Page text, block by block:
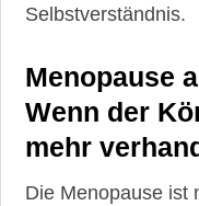
Selbstverständnis.
Menopause
Wenn der
mehr
Die Menopause ist